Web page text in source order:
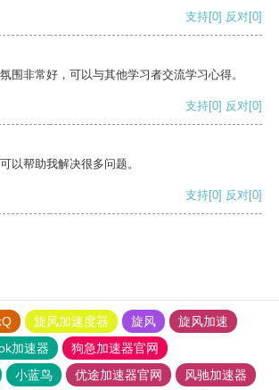
支持[0] 反对[0]
围非常好，可以与其他学习者交流学习心得。
支持[0] 反对[0]
以帮助我解决很多问题。
支持[0] 反对[0]
旋风加速度器 旋风
旋风加速
加速器
狗急加速器官网
小蓝鸟 优途加速器官网
风驰加速器